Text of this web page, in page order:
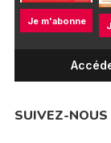
Je m'abonne
SUIVEZ-NOUS